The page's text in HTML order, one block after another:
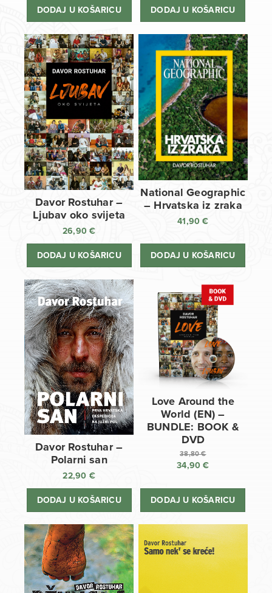
DODAJ U KOŠARICU
38,80 €.
34,90 €.
DODAJ U KOŠARICU
Davor Rostuhar –
Ljubav oko svijeta
26,90€
DODAJ U KOŠARICU
National Geographic
– Hrvatska iz zraka
41,90€
DODAJ U KOŠARICU
Davor Rostuhar –
Polarni san
22,90 €
DODAJ U KOŠARICU
Love Around the
World (EN) –
BUNDLE: BOOK &
DVD
38,80€
Izvorna
bila
34,90€
cijena
DODAJ U KOŠARICU